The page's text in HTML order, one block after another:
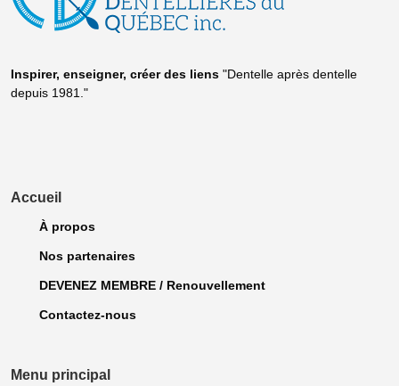
Inspirer, enseigner, créer des liens "Dentelle après dentelle
depuis 1981."
Accueil
À propos
Nos partenaires
DEVENEZ MEMBRE / Renouvellement
Contactez-nous
Menu principal